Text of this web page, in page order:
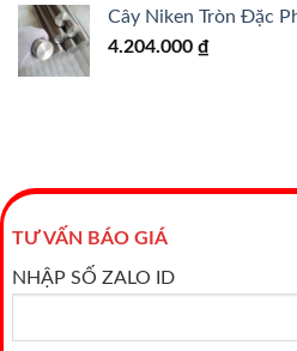
Cây Niken Tròn Đặc
4.204.000 ₫
TƯ VẤN BÁO GIÁ
NHẬP SỐ ZALO ID